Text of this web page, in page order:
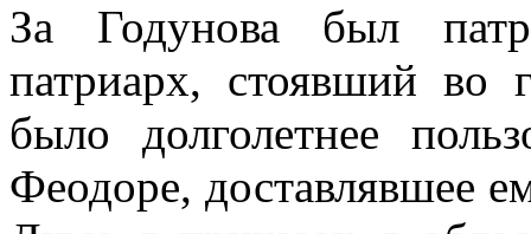
За Годунова был
патриарх, стоявший во
было долголетнее
Феодоре, доставлявшее